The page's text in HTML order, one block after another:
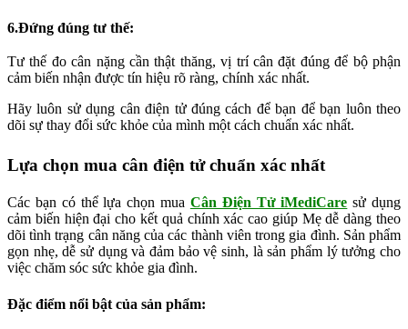
6.Đứng đúng tư thế:
Tư thế đo cân nặng cần thật thăng, vị trí cân đặt đúng để bộ phận
cảm biến nhận được tín hiệu rõ ràng, chính xác nhất.
Hãy luôn sử dụng cân điện tử đúng cách để bạn để bạn luôn theo
dõi sự thay đổi sức khỏe của mình một cách chuẩn xác nhất.
Lựa chọn mua cân điện tử chuẩn xác nhất
Các bạn có thể lựa chọn mua Cân Điện Tử iMediCare sử dụng
cảm biến hiện đại cho kết quả chính xác cao giúp Mẹ dễ dàng theo
dõi tình trạng cân năng của các thành viên trong gia đình. Sản phẩm
gọn nhẹ, dễ sử dụng và đảm bảo vệ sinh, là sản phẩm lý tưởng cho
việc chăm sóc sức khỏe gia đình.
Đặc điểm nổi bật của sản phẩm: